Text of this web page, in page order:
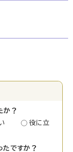
か？
い
役に立
たですか？